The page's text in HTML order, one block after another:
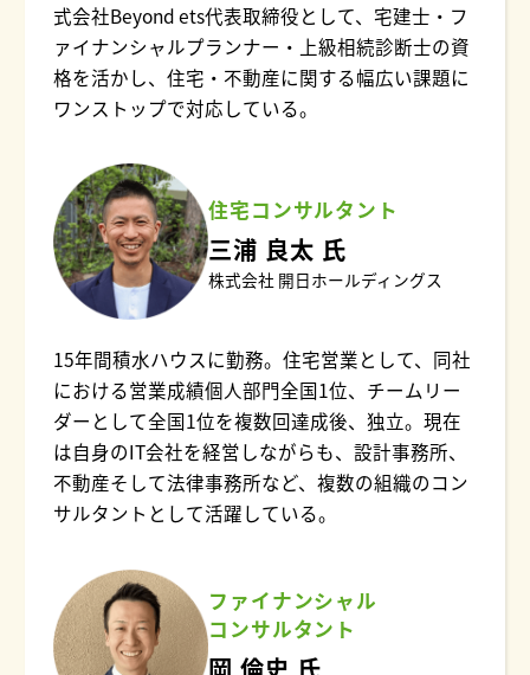
式会社Beyond ets代表取締役として、宅建士・フ
ァイナンシャルプランナー・上級相続診断士の資
格を活かし、住宅・不動産に関する幅広い課題に
ワンストップで対応している。
住宅コンサルタント
三浦 良太 氏
株式会社 開日ホールディングス
15年間積水ハウスに勤務。住宅営業として、同社
における営業成績個人部門全国1位、チームリー
ダーとして全国1位を複数回達成後、独立。現在
は自身のIT会社を経営しながらも、設計事務所、
不動産そして法律事務所など、複数の組織のコン
サルタントとして活躍している。
ファイナンシャル
コンサルタント